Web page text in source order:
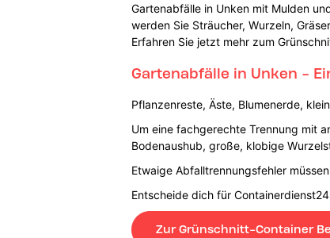
Gartenabfälle in Unken mit Mulden
werden Sie Sträucher, Wurzeln,
Erfahren Sie jetzt mehr zum
Gartenabfälle in Unken -
Pflanzenreste, Äste, Blumenerde,
Um eine fachgerechte Trennung mit
Bodenaushub, große, klobige
Etwaige Abfalltrennungsfehler
Entscheide dich für
Zur Grünschnitt-Container